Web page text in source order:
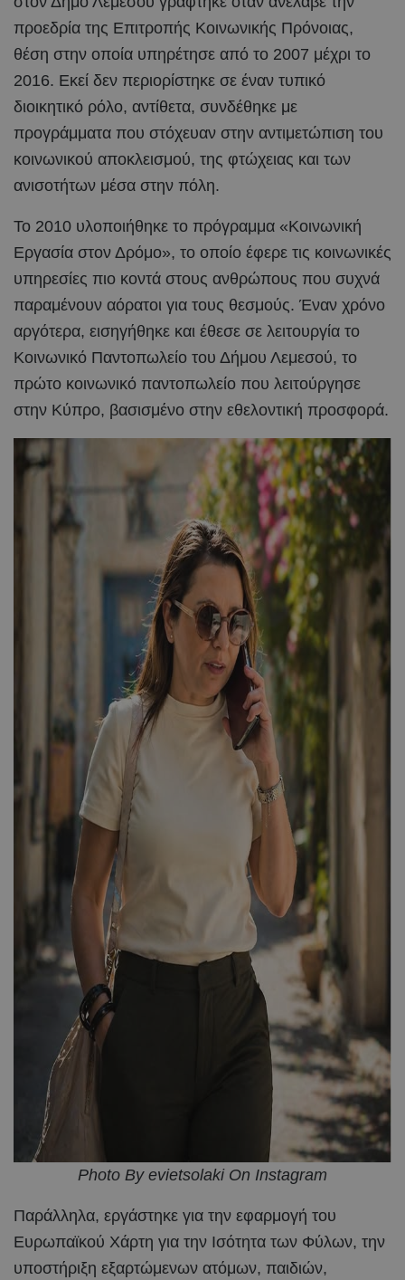
προεδρία της Επιτροπής Κοινωνικής Πρόνοιας,
θέση στην οποία υπηρέτησε από το 2007 μέχρι το
2016. Εκεί δεν περιορίστηκε σε έναν τυπικό
διοικητικό ρόλο, αντίθετα, συνδέθηκε με
προγράμματα που στόχευαν στην αντιμετώπιση του
κοινωνικού αποκλεισμού, της φτώχειας και των
ανισοτήτων μέσα στην πόλη.
Το 2010 υλοποιήθηκε το πρόγραμμα «Κοινωνική
Εργασία στον Δρόμο», το οποίο έφερε τις κοινωνικές
υπηρεσίες πιο κοντά στους ανθρώπους που συχνά
παραμένουν αόρατοι για τους θεσμούς. Έναν χρόνο
αργότερα, εισηγήθηκε και έθεσε σε λειτουργία το
Κοινωνικό Παντοπωλείο του Δήμου Λεμεσού, το
πρώτο κοινωνικό παντοπωλείο που λειτούργησε
στην Κύπρο, βασισμένο στην εθελοντική προσφορά.
Photo By evietsolaki On Instagram
Παράλληλα, εργάστηκε για την εφαρμογή του
Ευρωπαϊκού Χάρτη για την Ισότητα των Φύλων, την
υποστήριξη εξαρτώμενων ατόμων, παιδιών,